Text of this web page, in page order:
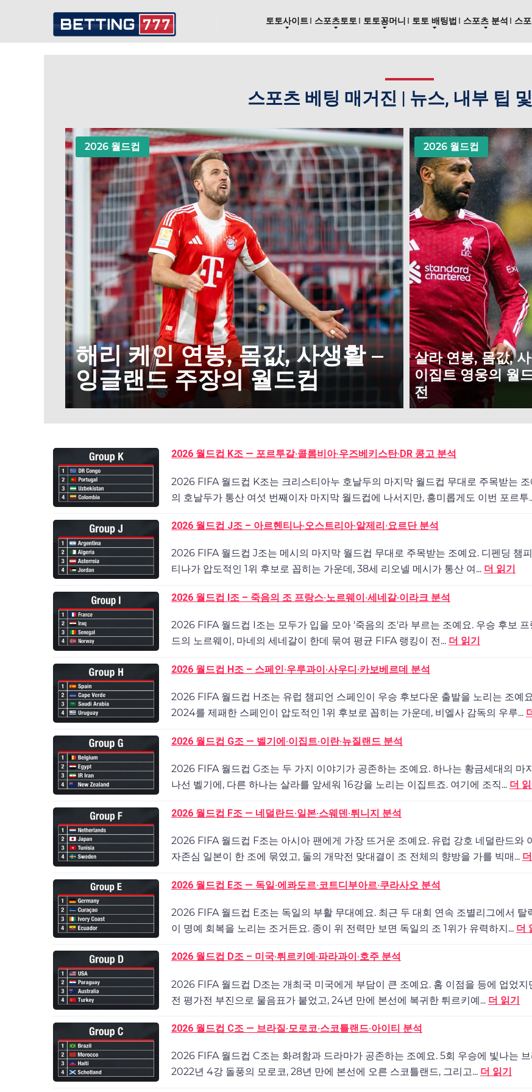
토토사이트 스포츠토토 토토꽁머니 토토 배팅법 스포츠 분석 스
스포츠 베팅 매거진 | 뉴스, 내부 팁
2026 월드컵
해리 케인 연봉, 몸값, 사생활 –
잉글랜드 주장의 월드컵
2026 월드컵
살라 연봉, 몸값,
이집트 영웅의 월
전
2026 월드컵 K조 — 포르투갈·콜롬비아·우즈베키스탄·DR 콩고 분석
2026 FIFA 월드컵 K조는 크리스티아누 호날두의 마지막 월드컵 무대로 주목받는 조
의 호날두가 통산 여섯 번째이자 마지막 월드컵에 나서지만, 흥미롭게도 이번 포르투
2026 월드컵 J조 – 아르헨티나·오스트리아·알제리·요르단 분석
2026 FIFA 월드컵 J조는 메시의 마지막 월드컵 무대로 주목받는 조예요. 디펜딩 챔
티나가 압도적인 1위 후보로 꼽히는 가운데, 38세 리오넬 메시가 통산 여... 더 읽기
2026 월드컵 I조 – 죽음의 조 프랑스·노르웨이·세네갈·이라크 분석
2026 FIFA 월드컵 I조는 모두가 입을 모아 '죽음의 조'라 부르는 조예요. 우승 후보 프
드의 노르웨이, 마네의 세네갈이 한데 묶여 평균 FIFA 랭킹이 전... 더 읽기
2026 월드컵 H조 – 스페인·우루과이·사우디·카보베르데 분석
2026 FIFA 월드컵 H조는 유럽 챔피언 스페인이 우승 후보다운 출발을 노리는 조예
2024를 제패한 스페인이 압도적인 1위 후보로 꼽히는 가운데, 비엘사 감독의 우루...
2026 월드컵 G조 — 벨기에·이집트·이란·뉴질랜드 분석
2026 FIFA 월드컵 G조는 두 가지 이야기가 공존하는 조예요. 하나는 황금세대의 마
나선 벨기에, 다른 하나는 살라를 앞세워 16강을 노리는 이집트죠. 여기에 조직... 더
2026 월드컵 F조 — 네덜란드·일본·스웨덴·튀니지 분석
2026 FIFA 월드컵 F조는 아시아 팬에게 가장 뜨거운 조예요. 유럽 강호 네덜란드와
자존심 일본이 한 조에 묶였고, 둘의 개막전 맞대결이 조 전체의 향방을 가를 빅매...
2026 월드컵 E조 — 독일·에콰도르·코트디부아르·쿠라사오 분석
2026 FIFA 월드컵 E조는 독일의 부활 무대예요. 최근 두 대회 연속 조별리그에서 탈
이 명예 회복을 노리는 조거든요. 종이 위 전력만 보면 독일의 조 1위가 유력하지... 더
2026 월드컵 D조 – 미국·튀르키예·파라과이·호주 분석
2026 FIFA 월드컵 D조는 개최국 미국에게 부담이 큰 조예요. 홈 이점을 등에 업었지
전 평가전 부진으로 물음표가 붙었고, 24년 만에 본선에 복귀한 튀르키예... 더 읽기
2026 월드컵 C조 — 브라질·모로코·스코틀랜드·아이티 분석
2026 FIFA 월드컵 C조는 화려함과 드라마가 공존하는 조예요. 5회 우승에 빛나는
2022년 4강 돌풍의 모로코, 28년 만에 본선에 오른 스코틀랜드, 그리고... 더 읽기